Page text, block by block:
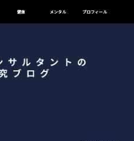
健康 メンタル プロフィール